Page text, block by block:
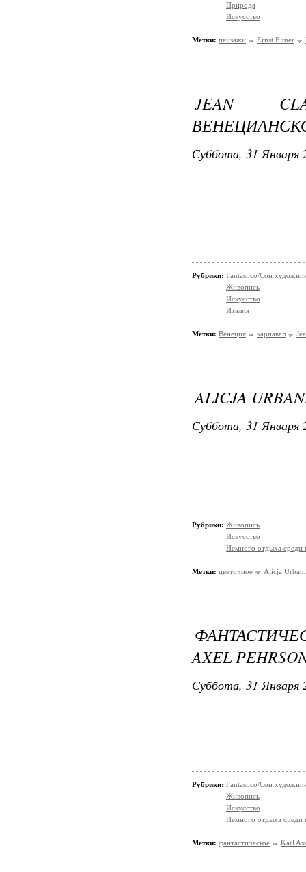
Природа
Искусство
Метки: пейзажи Ernst Eitner
JEAN
Суббота, 31 Января
Рубрики: Fantastico/Сон
Живопись
Искусство
Италия
Метки: Венеция карнавал
ALICJA
Суббота, 31 Января
Рубрики: Живопись
Искусство
Немного отдыха среди
Метки: цветочное Alicja
AXEL
Суббота, 31 Января
Рубрики: Fantastico/Сон
Живопись
Искусство
Немного отдыха среди
Метки: фантастическое Karl